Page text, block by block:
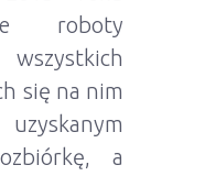
roboty
się na nim
a